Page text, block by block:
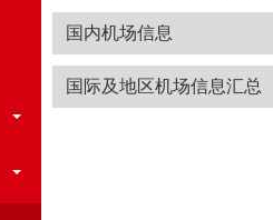
国内机场信息
国际及地区机场信息汇总